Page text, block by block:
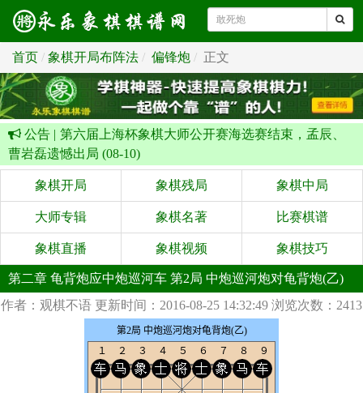
首页 象棋开局布阵法 偏锋炮 正文
公告 | 第六届上海杯象棋大师公开赛海选赛结束，孟辰、
曹岩磊遗憾出局 (08-10)
象棋开局 象棋残局 象棋中局
大师专辑 象棋名著 比赛棋谱
象棋直播 象棋视频 象棋技巧
第二章 龟背炮应中炮巡河车 第2局 中炮巡河炮对龟背炮(乙)
作者：观棋不语 更新时间：2016-08-25 14:32:49 浏览次数：2413